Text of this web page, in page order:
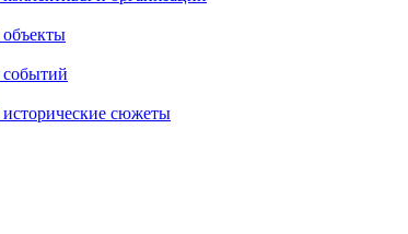
событий
сюжеты